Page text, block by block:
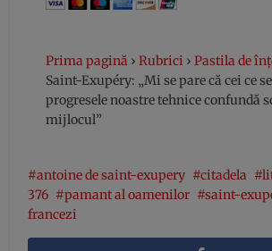
Prima pagină › Rubrici › Pastila de
Saint-Exupéry: „Mi se pare că cei ce
progresele noastre tehnice confundă
mijlocul”
antoine de saint-exupery citadela
376
pamant al oamenilor saint-
francezi